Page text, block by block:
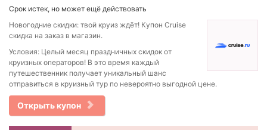
Срок истек, но может ещё действовать
Новогодние скидки: твой круиз ждёт! Купон Cruise
скидка на заказ в магазин.
Условия: Целый месяц праздничных скидок от
круизных операторов! В это время каждый
путешественник получает уникальный шанс
отправиться в круизный тур по невероятно выгодной цене.
Открыть купон